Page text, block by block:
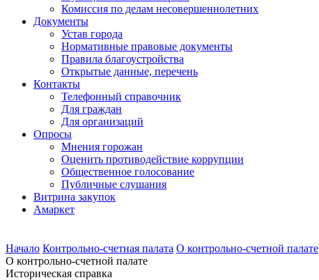
Комиссия по делам несовершеннолетних
Документы
Устав города
Нормативные правовые документы
Правила благоустройства
Открытые данные, перечень
Контакты
Телефонный справочник
Для граждан
Для организаций
Опросы
Мнения горожан
Оценить противодействие коррупции
Общественное голосование
Публичные слушания
Витрина закупок
Амаркет
Начало Контрольно-счетная палата О контрольно-счетной палате
О контрольно-счетной палате
Историческая справка